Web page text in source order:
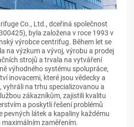
Co., Ltd., dceřiná společnost
byla založena v roce 1993 v
výrobce centrifug. Během let se
na výzkum a vývoj, výrobu a prodej
strojů a trvala na vytváření
výhodného systému spolupráce,
inovacemi, které jsou vědecky a
vyhráli na trhu specializovanou a
zákazníkům, zajistili kvalitu
a poskytli řešení problémů
pevných látek a kapaliny každému
maximálním zaměřením.